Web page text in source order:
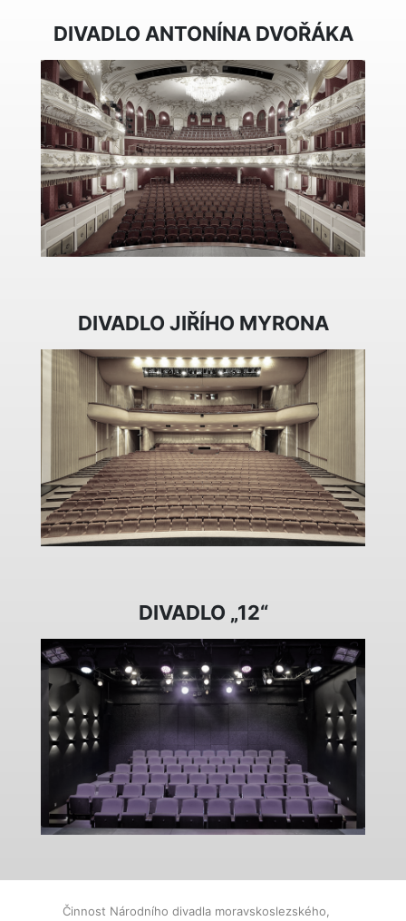
DIVADLO ANTONÍNA DVOŘÁKA
DIVADLO JIŘÍHO MYRONA
DIVADLO „12“
Činnost Národního divadla moravskoslezského,